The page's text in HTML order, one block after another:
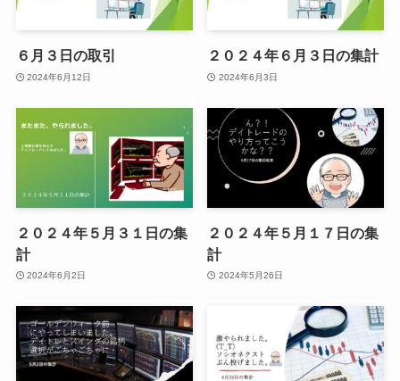
６月３日の取引
2024年6月12日
２０２４年６月３日の集計
2024年6月3日
２０２４年５月３１日の集
計
2024年6月2日
２０２４年５月１７日の集
計
2024年5月26日